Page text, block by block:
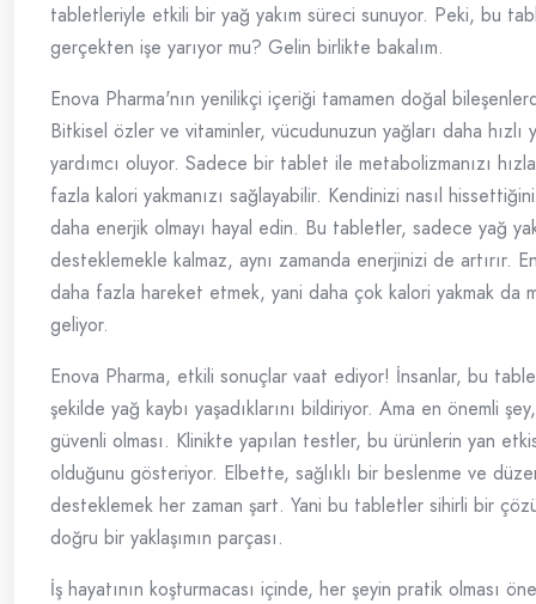
tabletleriyle etkili bir yağ yakım süreci sunuyor. Peki, bu
gerçekten işe yarıyor mu? Gelin birlikte bakalım.
Enova Pharma'nın yenilikçi içeriği tamamen doğal
Bitkisel özler ve vitaminler, vücudunuzun yağları daha hızlı
yardımcı oluyor. Sadece bir tablet ile metabolizmanızı
fazla kalori yakmanızı sağlayabilir. Kendinizi nasıl
daha enerjik olmayı hayal edin. Bu tabletler, sadece yağ
desteklemekle kalmaz, aynı zamanda enerjinizi de artırır.
daha fazla hareket etmek, yani daha çok kalori yakmak da
geliyor.
Enova Pharma, etkili sonuçlar vaat ediyor! İnsanlar, bu
şekilde yağ kaybı yaşadıklarını bildiriyor. Ama en önemli
güvenli olması. Klinikte yapılan testler, bu ürünlerin yan
olduğunu gösteriyor. Elbette, sağlıklı bir beslenme ve
desteklemek her zaman şart. Yani bu tabletler sihirli bir
doğru bir yaklaşımın parçası.
İş hayatının koşturmacası içinde, her şeyin pratik olması